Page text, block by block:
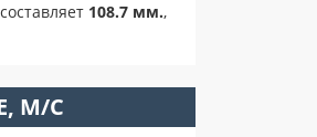
108.7 мм.,
М/С